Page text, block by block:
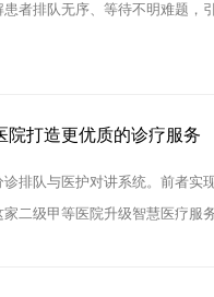
者排队无序、等待不明难题
院打造更优质的诊疗服务
排队与医护对讲系统。前者
二级甲等医院升级智慧医疗服务